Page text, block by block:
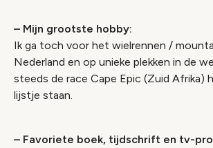
– Mijn grootste hobby:
Ik ga toch voor het wielrennen /
Nederland en op unieke plekken in de
steeds de race Cape Epic (Zuid Afrika)
lijstje staan.
– Favoriete boek, tijdschrift en tv-